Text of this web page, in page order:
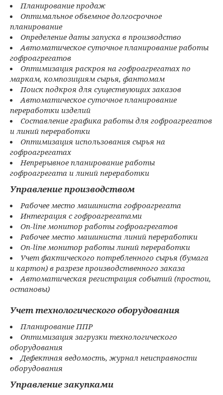
Планирование продаж
Оптимальное объемное долгосрочное
планирование
Определение даты запуска в производство
Автоматическое суточное планирование работы
гофроагрегатов
Оптимизация раскроя на гофроагрегатах по
маркам, композициям сырья, фантомам
Поиск подкроя для существующих заказов
Автоматическое суточное планирование
переработки изделий
Составление графика работы для гофроагрегатов
и линий переработки
Оптимизация использования сырья на
гофроагрегатах
Непрерывное планирование работы
гофроагрегата и линий переработки
Управление производством
Рабочее место машиниста гофроагрегата
Интеграция с гофроагрегатами
On-line монитор работы гофроагрегатов
Рабочее место машиниста линий переработки
On-line монитор работы линий переработки
Учет фактического потребленного сырья (бумага
и картон) в разрезе производственного заказа
Автоматическая регистрация событий (простои,
остановы)
Учет технологического оборудования
Планирование ППР
Оптимизация загрузки технологического
оборудования
Дефектная ведомость, журнал неисправности
оборудования
Управление закупками